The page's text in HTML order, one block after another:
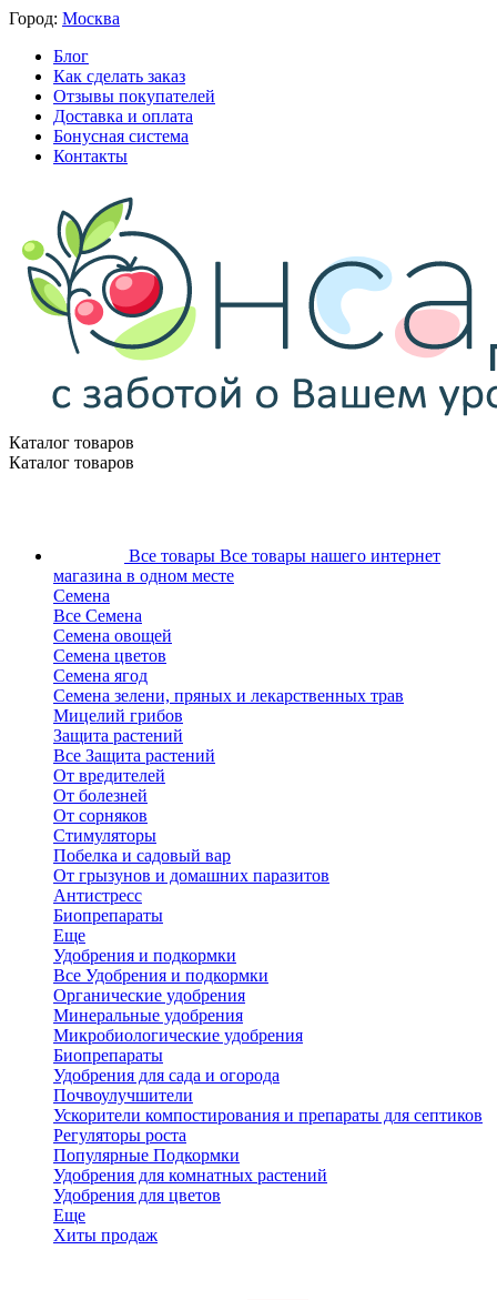
Город: Москва
Блог
Как сделать заказ
Отзывы покупателей
Доставка и оплата
Бонусная система
Контакты
Каталог товаров
Каталог товаров
Все товары Все товары нашего интернет
магазина в одном месте
Семена
Все Семена
Семена овощей
Семена цветов
Семена ягод
Семена зелени, пряных и лекарственных трав
Мицелий грибов
Защита растений
Все Защита растений
От вредителей
От болезней
От сорняков
Стимуляторы
Побелка и садовый вар
От грызунов и домашних паразитов
Антистресс
Биопрепараты
Еще
Удобрения и подкормки
Все Удобрения и подкормки
Органические удобрения
Минеральные удобрения
Микробиологические удобрения
Биопрепараты
Удобрения для сада и огорода
Почвоулучшители
Ускорители компостирования и препараты для септиков
Регуляторы роста
Популярные Подкормки
Удобрения для комнатных растений
Удобрения для цветов
Еще
Хиты продаж